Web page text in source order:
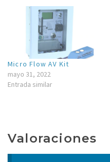
Micro Flow AV Kit
mayo 31, 2022
Entrada similar
Valoraciones